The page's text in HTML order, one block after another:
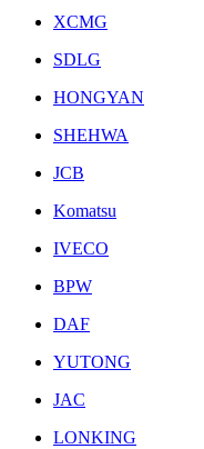
XCMG
SDLG
HONGYAN
SHEHWA
JCB
Komatsu
IVECO
BPW
DAF
YUTONG
JAC
LONKING